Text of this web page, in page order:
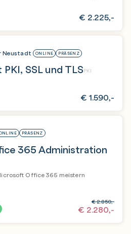
€ 2.225,-
Neustadt ONLINE PRÄSENZ
SSL und TLSPKI
€ 1.590,-
PRÄSENZ
365 Administration
Office 365 meistern
€ 2.280,-
€2.850,-